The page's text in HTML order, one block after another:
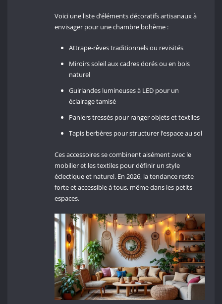
Voici une liste d’éléments décoratifs artisanaux à
envisager pour une chambre bohème :
Attrape-rêves traditionnels ou revisités
Miroirs soleil aux cadres dorés ou en bois
naturel
Guirlandes lumineuses à LED pour un
éclairage tamisé
Paniers tressés pour ranger objets et textiles
Tapis berbères pour structurer l’espace au sol
Ces accessoires se combinent aisément avec le
mobilier et les textiles pour définir un style
éclectique et naturel. En 2026, la tendance reste
forte et accessible à tous, même dans les petits
espaces.